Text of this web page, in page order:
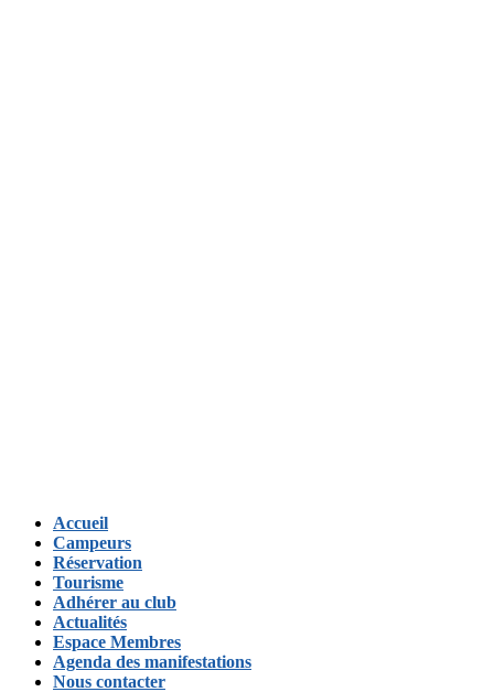
Accueil
Campeurs
Réservation
Tourisme
Adhérer au club
Actualités
Espace Membres
Agenda des manifestations
Nous contacter